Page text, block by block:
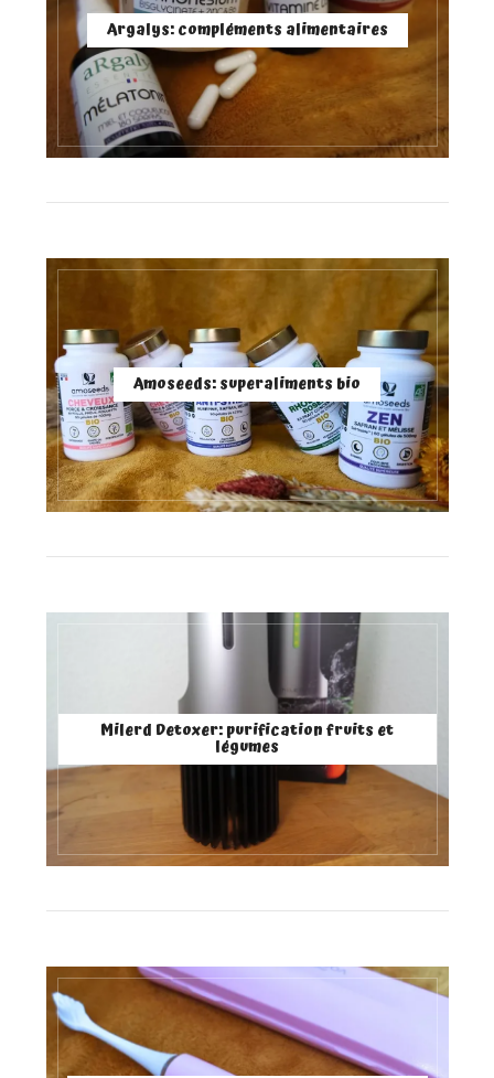
Argalys: compléments alimentaires
Amoseeds: superaliments bio
Milerd Detoxer: purification fruits et
légumes